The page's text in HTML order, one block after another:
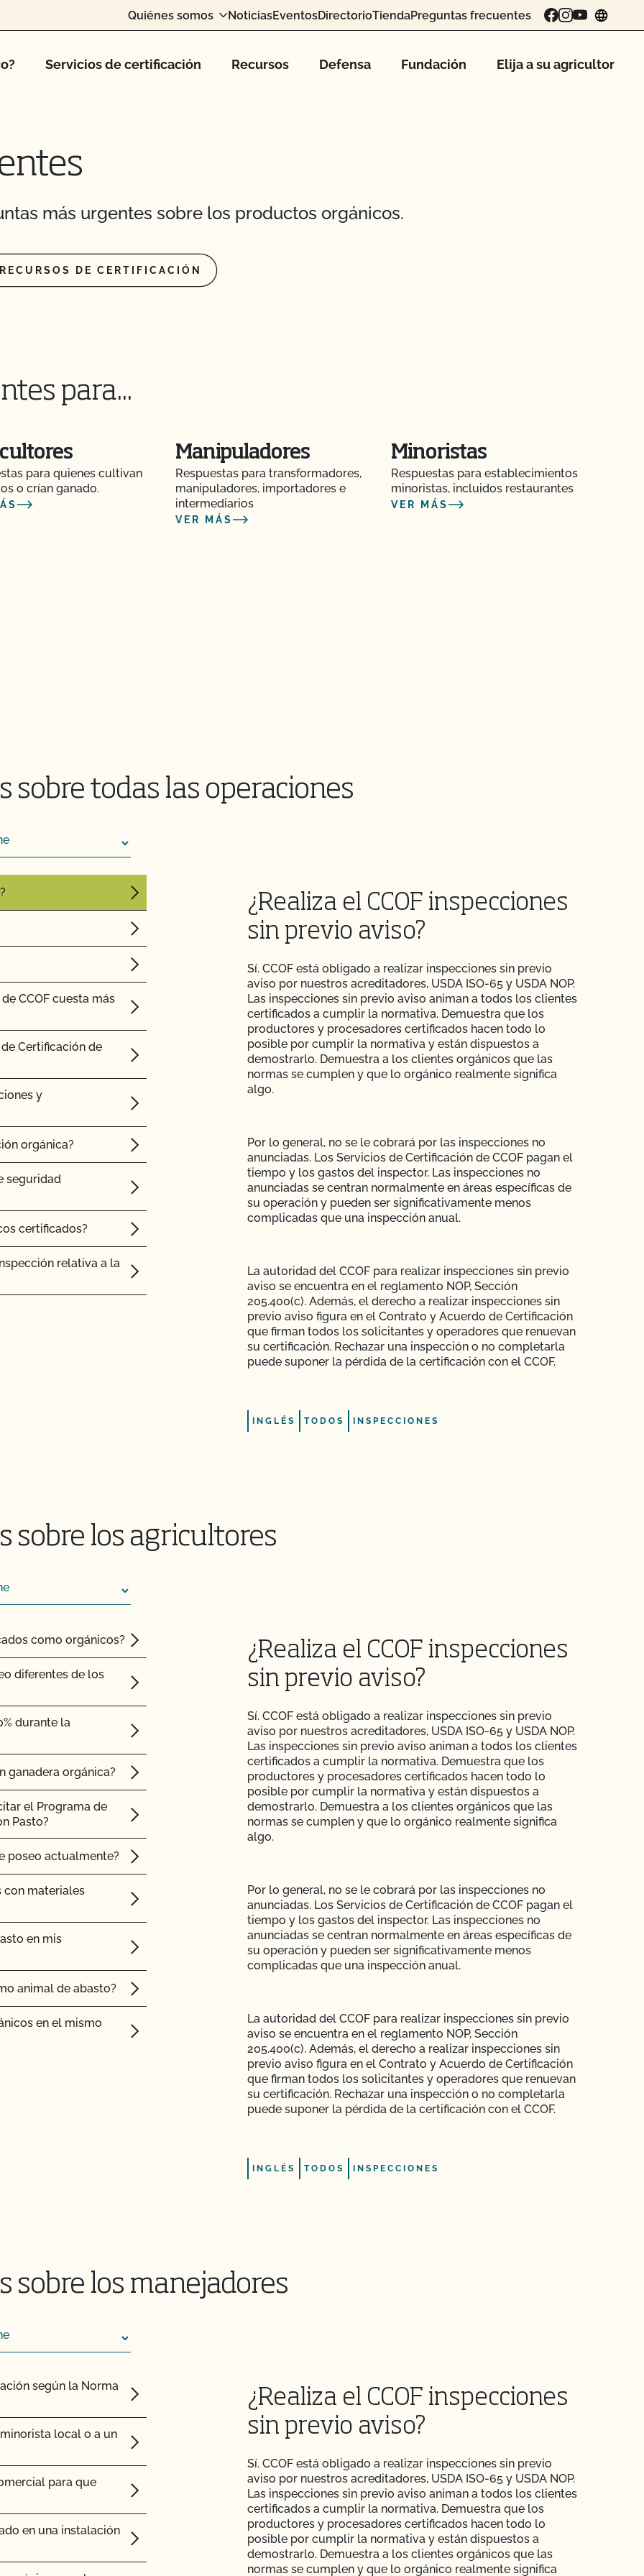
Quiénes somos NoticiasEventosDirectorioTiendaPreguntas frecuentes
Servicios de certificación Recursos Defensa Fundación Elija a su agricultor
más urgentes sobre los productos orgánicos.
RECURSOS DE CERTIFICACIÓN
para...
para quienes cultivan
o crían ganado.
Manipuladores
Respuestas para transformadores,
manipuladores, importadores e
intermediarios
VER MÁS
Minoristas
Respuestas para establecimientos
minoristas, incluidos restaurantes
VER MÁS
sobre todas las operaciones
certificación de
en línea?
cómo mantener
acceso al mercado
y OMG?
CCOF cuesta más
Certificación de
y
orgánica?
seguridad
certificados?
relativa a la
me ha enviado mi
ayuda con los
(añadir superficie,
mi operación y ver
de la UDSA y la
necesito?
cannabis
fabricar
al CCOF?
a una nueva
¿Realiza el CCOF inspecciones
sin previo aviso?
Sí. CCOF está obligado a realizar inspecciones sin previo
aviso por nuestros acreditadores, USDA ISO-65 y USDA NOP.
Las inspecciones sin previo aviso animan a todos los clientes
certificados a cumplir la normativa. Demuestra que los
productores y procesadores certificados hacen todo lo
posible por cumplir la normativa y están dispuestos a
demostrarlo. Demuestra a los clientes orgánicos que las
normas se cumplen y que lo orgánico realmente significa
algo.
Por lo general, no se le cobrará por las inspecciones no
anunciadas. Los Servicios de Certificación de CCOF pagan el
tiempo y los gastos del inspector. Las inspecciones no
anunciadas se centran normalmente en áreas específicas de
su operación y pueden ser significativamente menos
complicadas que una inspección anual.
La autoridad del CCOF para realizar inspecciones sin previo
aviso se encuentra en el reglamento NOP, Sección
205.400(c). Además, el derecho a realizar inspecciones sin
previo aviso figura en el Contrato y Acuerdo de Certificación
que firman todos los solicitantes y operadores que renuevan
su certificación. Rechazar una inspección o no completarla
puede suponer la pérdida de la certificación con el CCOF.
INGLÉS TODOS INSPECCIONES
sobre los agricultores
como orgánicos?
diferentes de los
durante la
ganadera orgánica?
el Programa de
Pasto?
poseo actualmente?
con materiales
en mis
animal de abasto?
en el mismo
animales?
orgánicas?
para piensos tengan
¿Realiza el CCOF inspecciones
sin previo aviso?
Sí. CCOF está obligado a realizar inspecciones sin previo
aviso por nuestros acreditadores, USDA ISO-65 y USDA NOP.
Las inspecciones sin previo aviso animan a todos los clientes
certificados a cumplir la normativa. Demuestra que los
productores y procesadores certificados hacen todo lo
posible por cumplir la normativa y están dispuestos a
demostrarlo. Demuestra a los clientes orgánicos que las
normas se cumplen y que lo orgánico realmente significa
algo.
Por lo general, no se le cobrará por las inspecciones no
anunciadas. Los Servicios de Certificación de CCOF pagan el
tiempo y los gastos del inspector. Las inspecciones no
anunciadas se centran normalmente en áreas específicas de
su operación y pueden ser significativamente menos
complicadas que una inspección anual.
La autoridad del CCOF para realizar inspecciones sin previo
aviso se encuentra en el reglamento NOP, Sección
205.400(c). Además, el derecho a realizar inspecciones sin
previo aviso figura en el Contrato y Acuerdo de Certificación
que firman todos los solicitantes y operadores que renuevan
su certificación. Rechazar una inspección o no completarla
puede suponer la pérdida de la certificación con el CCOF.
INGLÉS TODOS INSPECCIONES
sobre los manejadores
según la Norma
local o a un
para que
en una instalación
¿Realiza el CCOF inspecciones
sin previo aviso?
Sí. CCOF está obligado a realizar inspecciones sin previo
aviso por nuestros acreditadores, USDA ISO-65 y USDA NOP.
Las inspecciones sin previo aviso animan a todos los clientes
certificados a cumplir la normativa. Demuestra que los
productores y procesadores certificados hacen todo lo
posible por cumplir la normativa y están dispuestos a
demostrarlo. Demuestra a los clientes orgánicos que las
normas se cumplen y que lo orgánico realmente significa